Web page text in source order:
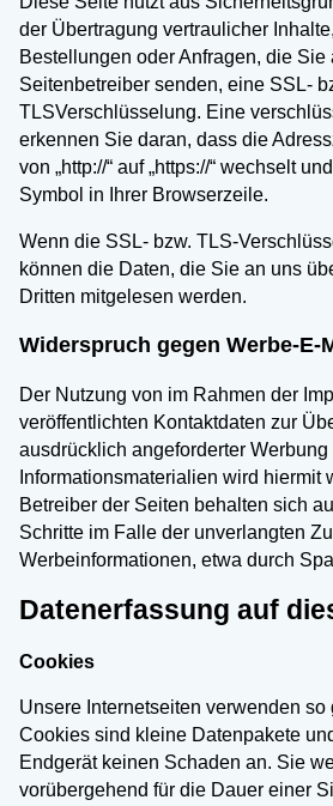
der Übertragung vertraulicher
Bestellungen oder Anfragen, die Sie
Seitenbetreiber senden, eine SSL-
TLSVerschlüsselung. Eine
erkennen Sie daran, dass die
von „http://“ auf „https://“ wechselt
Symbol in Ihrer Browserzeile.
Wenn die SSL- bzw. TLS-
können die Daten, die Sie an uns
Dritten mitgelesen werden.
Widerspruch gegen Werbe-E-
Der Nutzung von im Rahmen der
veröffentlichten Kontaktdaten zur
ausdrücklich angeforderter Werbung
Informationsmaterialien wird hiermit
Betreiber der Seiten behalten sich
Schritte im Falle der unverlangten
Werbeinformationen, etwa durch
Datenerfassung auf
Cookies
Unsere Internetseiten verwenden so
Cookies sind kleine Datenpakete
Endgerät keinen Schaden an. Sie
vorübergehend für die Dauer einer